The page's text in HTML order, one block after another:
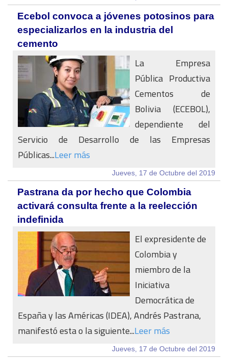
Ecebol convoca a jóvenes potosinos para
especializarlos en la industria del
cemento
La Empresa
Pública Productiva
Cementos de
Bolivia (ECEBOL),
dependiente del
Servicio de Desarrollo de las Empresas
Públicas...Leer más
Jueves, 17 de Octubre del 2019
Pastrana da por hecho que Colombia
activará consulta frente a la reelección
indefinida
El expresidente de
Colombia y
miembro de la
Iniciativa
Democrática de
España y las Américas (IDEA), Andrés Pastrana,
manifestó esta o la siguiente...Leer más
Jueves, 17 de Octubre del 2019